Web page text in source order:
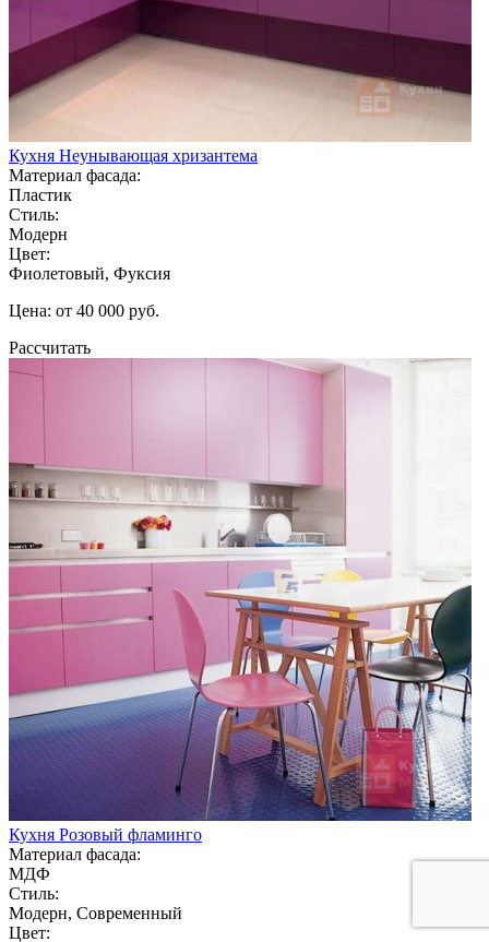
Кухня Неунывающая хризантема
Материал фасада:
Пластик
Стиль:
Модерн
Цвет:
Фиолетовый, Фуксия
Цена: от 40 000 руб.
Рассчитать
Кухня Розовый фламинго
Материал фасада:
МДФ
Стиль:
Модерн, Современный
Цвет: